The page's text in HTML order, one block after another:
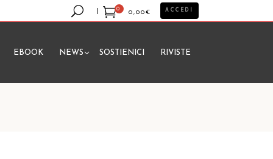
0
0,00€
prodotto nel carrello.
ACCEDI
EBOOK NEWS SOSTIENICI RIVISTE